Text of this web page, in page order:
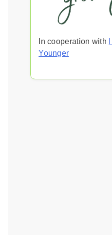
In cooperation with
Younger